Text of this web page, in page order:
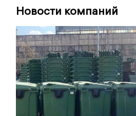
Новости компаний